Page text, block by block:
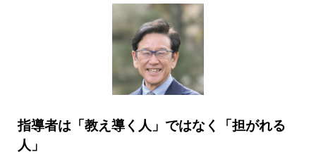
指導者は「教え導く人」ではなく「担がれる
人」